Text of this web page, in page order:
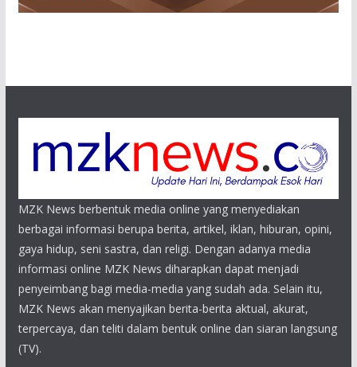
MZK News berbentuk media online yang menyediakan
berbagai informasi berupa berita, artikel, iklan, hiburan, opini,
gaya hidup, seni sastra, dan religi. Dengan adanya media
informasi online MZK News diharapkan dapat menjadi
penyeimbang bagi media-media yang sudah ada. Selain itu,
MZK News akan menyajikan berita-berita aktual, akurat,
terpercaya, dan teliti dalam bentuk online dan siaran langsung
(TV).